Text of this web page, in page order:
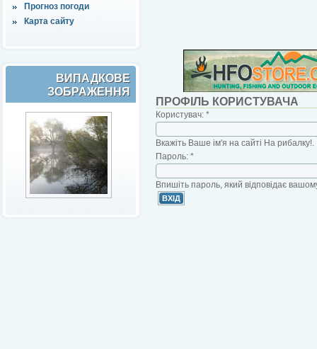
Прогноз погоди
Карта сайту
ВИПАДКОВЕ
ЗОБРАЖЕННЯ
ПРОФІЛЬ КОРИСТУВАЧА
Користувач: *
Вкажіть Ваше ім'я на сайті На рибалку!.
Пароль: *
Впишіть пароль, який відповідає